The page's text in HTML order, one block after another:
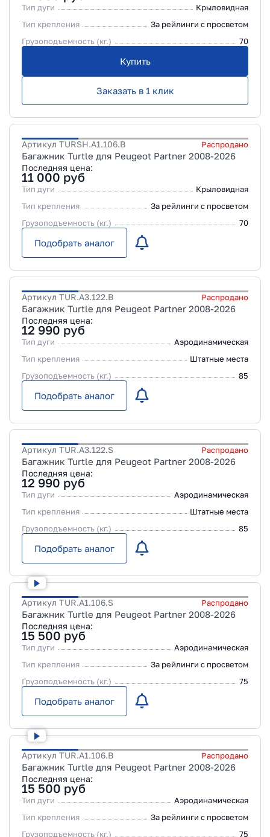
Тип дуги
Крыловидная
Тип крепления
За рейлинги с просветом
Грузоподъемность (кг.)
70
Купить
Заказать в 1 клик
Артикул TURSH.A1.106.B Распродано
Багажник Turtle для Peugeot Partner 2008-2026
Последняя цена:
11 000 руб
Тип дуги
Крыловидная
Тип крепления
За рейлинги с просветом
Грузоподъемность (кг.)
70
Подобрать аналог
Артикул TUR.A3.122.B Распродано
Багажник Turtle для Peugeot Partner 2008-2026
Последняя цена:
12 990 руб
Тип дуги
Аэродинамическая
Тип крепления
Штатные места
Грузоподъемность (кг.)
85
Подобрать аналог
Артикул TUR.A3.122.S Распродано
Багажник Turtle для Peugeot Partner 2008-2026
Последняя цена:
12 990 руб
Тип дуги
Аэродинамическая
Тип крепления
Штатные места
Грузоподъемность (кг.)
85
Подобрать аналог
Артикул TUR.A1.106.S Распродано
Багажник Turtle для Peugeot Partner 2008-2026
Последняя цена:
15 500 руб
Тип дуги
Аэродинамическая
Тип крепления
За рейлинги с просветом
Грузоподъемность (кг.)
75
Подобрать аналог
Артикул TUR.A1.106.B Распродано
Багажник Turtle для Peugeot Partner 2008-2026
Последняя цена:
15 500 руб
Тип дуги
Аэродинамическая
Тип крепления
За рейлинги с просветом
Грузоподъемность (кг.)
75